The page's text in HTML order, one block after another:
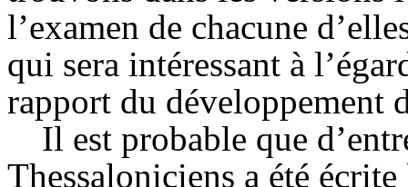
l’examen de chacune
qui sera intéressant à
rapport du développement
Il est probable que
Thessaloniciens a été